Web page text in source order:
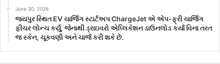
June 30, 2026
જયપુર સ્થિત EV ચાર્જિંગ સ્ટાર્ટઅપ ChargeJet એ એપ-ફ્રી ચાર્જિંગ
ફીચર લોન્ચ કર્યું, જેનાથી ડ્રાઇવરો એપ્લિકેશન ડાઉનલોડ કર્યા વિના તરત
જ સ્કેન, ચૂકવણી અને ચાર્જ કરી શકે છે.